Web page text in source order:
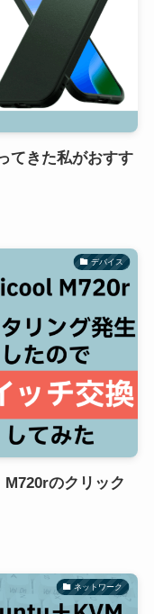
てきた私がおすす
デバイス
のクリック
ネットワーク